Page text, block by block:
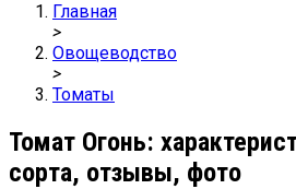
Главная
>
Овощеводство
>
Томаты
Томат Огонь:
сорта, отзывы, фото